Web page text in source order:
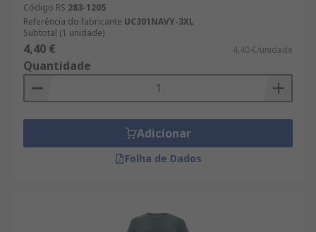
Código RS 283-1205
Referência do fabricante UC301NAVY-3XL
Subtotal (1 unidade)
4,40 € 4,40 €/unidade
Quantidade
Adicionar
Folha de Dados